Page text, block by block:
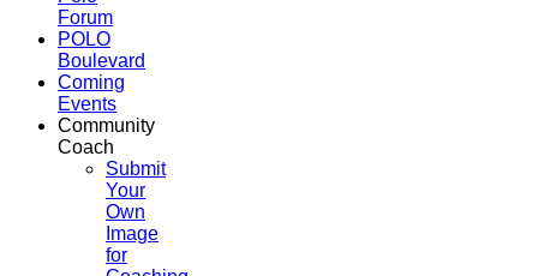
Forum
POLO
Boulevard
Coming
Events
Community
Coach
Submit
Your
Own
Image
for